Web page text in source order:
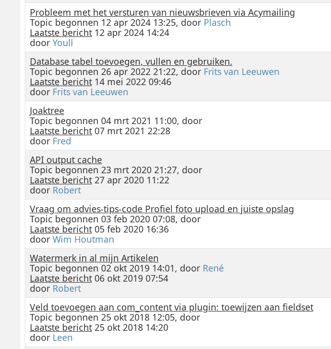
Probleem met het versturen van nieuwsbrieven via Acymailing
Topic begonnen 12 apr 2024 13:25, door Plasch
Laatste bericht12 apr 2024 14:24
door Youll
Database tabel toevoegen, vullen en gebruiken.
Topic begonnen 26 apr 2022 21:22, door Frits van Leeuwen
Laatste bericht14 mei 2022 09:46
door Frits van Leeuwen
Joaktree
Topic begonnen 04 mrt 2021 11:00, door
Laatste bericht07 mrt 2021 22:28
door Fred
API output cache
Topic begonnen 23 mrt 2020 21:27, door
Laatste bericht27 apr 2020 11:22
door Robert
Vraag om advies-tips-code Profiel foto upload en juiste opslag
Topic begonnen 03 feb 2020 07:08, door
Laatste bericht05 feb 2020 16:36
door Wim Houtman
Watermerk in al mijn Artikelen
Topic begonnen 02 okt 2019 14:01, door René
Laatste bericht06 okt 2019 07:54
door Robert
Veld toevoegen aan com_content via plugin: toewijzen aan fieldset
Topic begonnen 25 okt 2018 12:05, door
Laatste bericht25 okt 2018 14:20
door Leen